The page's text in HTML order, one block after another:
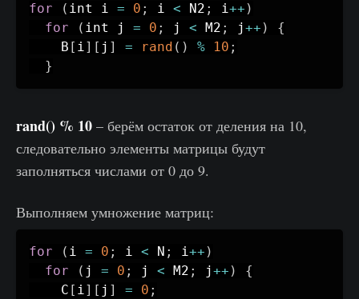
for
( int i = 0 ; i < N2 ; i++ )
for
( int j = 0 ; j < M2 ; j++ )
{
    B
[ i] [ j ] = rand ( ) % 10 ;
}
rand() % 10 – берём остаток от деления на 10,
следовательно элементы матрицы будут
заполняться числами от 0 до 9.
Выполняем умножение матриц:
for ( i = 0 ; i < N ; i++ )
for
( j = 0 ; j < M2 ; j++ )
{
    C
[ i] [ j ] = 0 ;